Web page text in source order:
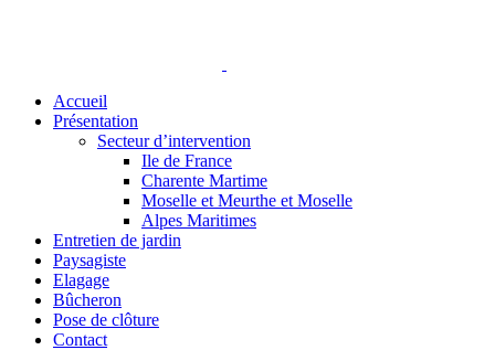
Accueil
Présentation
Secteur d’intervention
Ile de France
Charente Martime
Moselle et Meurthe et Moselle
Alpes Maritimes
Entretien de jardin
Paysagiste
Elagage
Bûcheron
Pose de clôture
Contact